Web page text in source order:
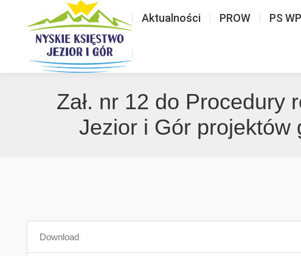
Aktualności PROW PS
Zał. nr 12 do Procedury
Jezior i Gór projektów
Download